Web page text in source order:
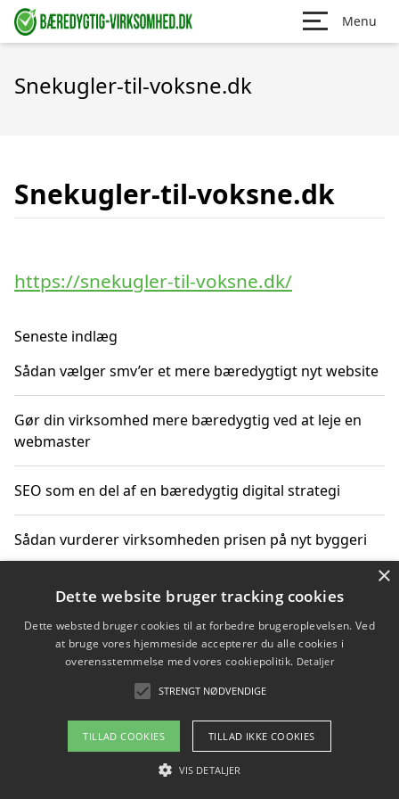
Menu
Snekugler-til-voksne.dk
Snekugler-til-voksne.dk
https://snekugler-til-voksne.dk/
Seneste indlæg
Sådan vælger smv’er et mere bæredygtigt nyt website
Gør din virksomhed mere bæredygtig ved at leje en
webmaster
SEO som en del af en bæredygtig digital strategi
Sådan vurderer virksomheden prisen på nyt byggeri
Sådan får du hjælp til en hjemmeside uden binding
Copyright 2026 - Pilanto Aps
Om / kontakt
Blog Betingelser
×
Dette website bruger tracking cookies
Dette websted bruger cookies til at forbedre brugeroplevelsen. Ved
at bruge vores hjemmeside accepterer du alle cookies i
overensstemmelse med vores cookiepolitik. Detaljer
STRENGT NØDVENDIGE
TILLAD COOKIES TILLAD IKKE COOKIES
VIS DETALJER